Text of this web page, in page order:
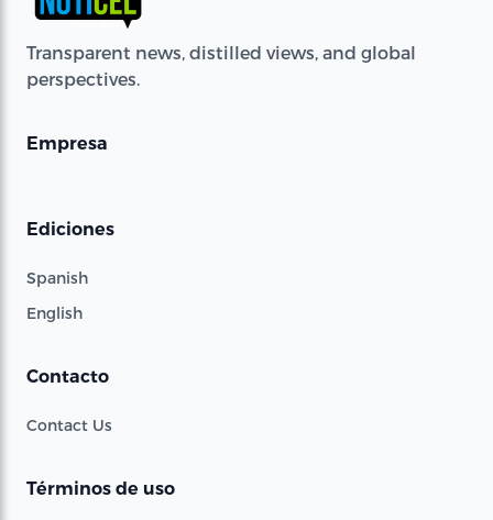
Transparent news, distilled views, and global
perspectives.
Empresa
Ediciones
Spanish
English
Contacto
Contact Us
Términos de uso